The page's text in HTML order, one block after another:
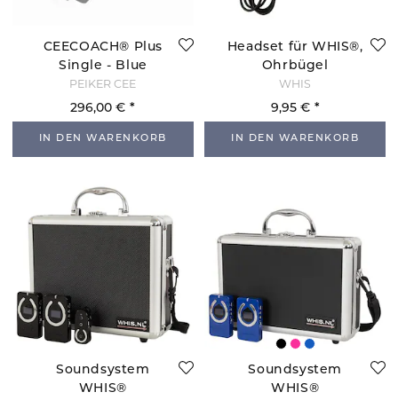
CEECOACH® Plus
Single - Blue
PEIKER CEE
296,00 €
IN DEN WARENKORB
Headset für WHIS®,
Ohrbügel
WHIS
9,95 €
IN DEN WARENKORB
Soundsystem
WHIS®
Soundsystem
WHIS®